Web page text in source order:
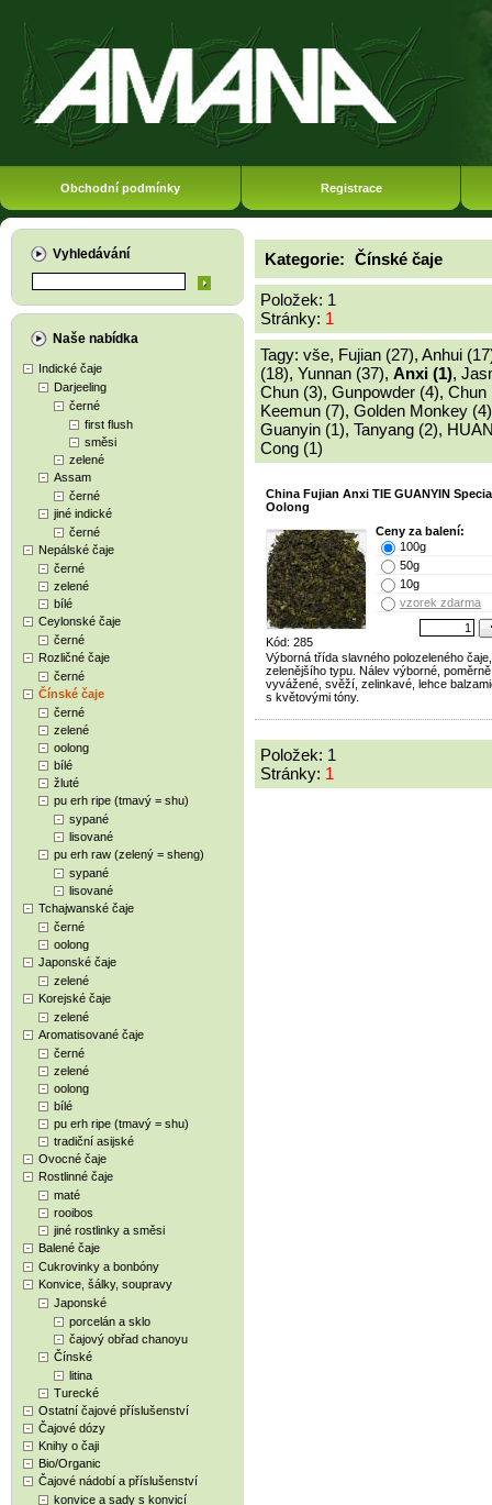
Obchodní podmínky Registrace
Vyhledávání
Naše nabídka
Indické čaje
Darjeeling
černé
first flush
směsi
zelené
Assam
černé
jiné indické
černé
Nepálské čaje
černé
zelené
bílé
Ceylonské čaje
černé
Rozličné čaje
černé
Čínské čaje
černé
zelené
oolong
bílé
žluté
pu erh ripe (tmavý = shu)
sypané
lisované
pu erh raw (zelený = sheng)
sypané
lisované
Tchajwanské čaje
černé
oolong
Japonské čaje
zelené
Korejské čaje
zelené
Aromatisované čaje
černé
zelené
oolong
bílé
pu erh ripe (tmavý = shu)
tradiční asijské
Ovocné čaje
Rostlinné čaje
maté
rooibos
jiné rostlinky a směsi
Balené čaje
Cukrovinky a bonbóny
Konvice, šálky, soupravy
Japonské
porcelán a sklo
čajový obřad chanoyu
Čínské
litina
Turecké
Ostatní čajové příslušenství
Čajové dózy
Knihy o čaji
Bio/Organic
Čajové nádobí a příslušenství
konvice a sady s konvicí
Kategorie: Čínské čaje
Položek: 1
Stránky: 1
Tagy: vše, Fujian (27), Anhui
(18), Yunnan (37), Anxi (1),
Chun (3), Gunpowder (4), Chun
Keemun (7), Golden Monkey (4)
Guanyin (1), Tanyang (2),
Cong (1)
China Fujian Anxi TIE GUANYIN
Oolong
Kód: 285
Ceny za balení:
100g
50g
10g
vzorek zdarma
Výborná třída slavného polozeleného čaje,
zelenějšího typu. Nálev výborné, poměrně
vyvážené, svěží, zelinkavé, lehce
s květovými tóny.
Položek: 1
Stránky: 1